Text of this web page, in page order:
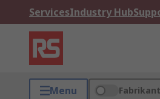
ServicesIndustry Hub
Menu